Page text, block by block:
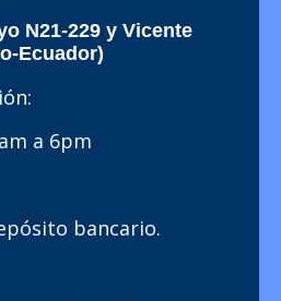
N21-229 y Vicente
Ecuador)
a 6pm
bancario.